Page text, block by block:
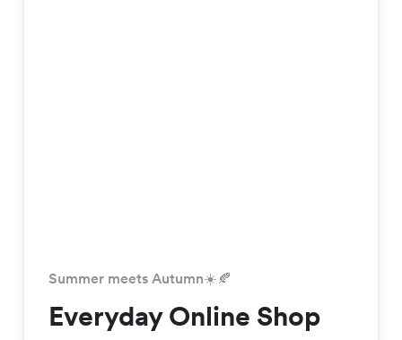
Summer meets Autumn☀️🍂
Everyday Online Shop